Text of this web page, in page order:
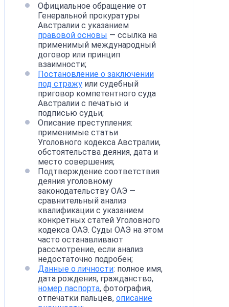
Официальное обращение от
Генеральной прокуратуры
Австралии с указанием
правовой основы — ссылка на
применимый международный
договор или принцип
взаимности;
Постановление о заключении
под стражу или судебный
приговор компетентного суда
Австралии с печатью и
подписью судьи;
Описание преступления:
применимые статьи
Уголовного кодекса Австралии,
обстоятельства деяния, дата и
место совершения;
Подтверждение соответствия
деяния уголовному
законодательству ОАЭ —
сравнительный анализ
квалификации с указанием
конкретных статей Уголовного
кодекса ОАЭ. Суды ОАЭ на этом
часто останавливают
рассмотрение, если анализ
недостаточно подробен;
Данные о личности: полное имя,
дата рождения, гражданство,
номер паспорта, фотография,
отпечатки пальцев, описание